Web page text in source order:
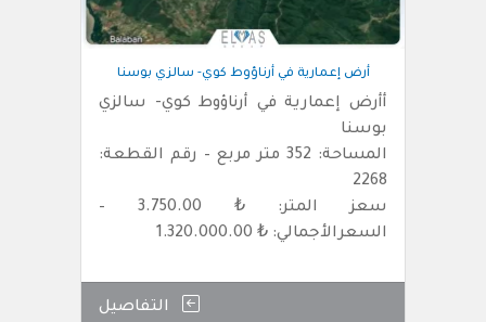
أرض إعمارية في أرناؤوط كوي- سالزي بوسنا
أأرض إعمارية في أرناؤوط كوي- سالزي
بوسنا
المساحة: 352 متر مربع – رقم القطعة:
2268
سعز المتر: ₺ 3.750.00 –
السعرالأجمالي: ₺ 1.320.000.00
التفاصيل